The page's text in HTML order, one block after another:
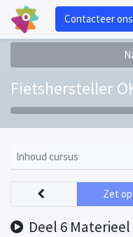
Contacteer ons
Fietshersteller
Inhoud cursus
Deel 6 Materieel
Zet